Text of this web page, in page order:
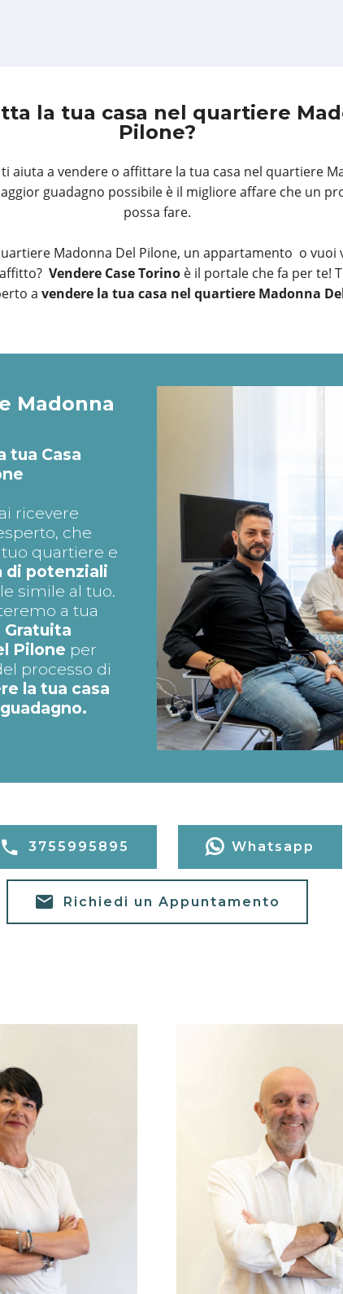
la tua casa nel quartiere
Pilone?
aiuta a vendere o affittare la tua casa nel quartiere
guadagno possibile è il migliore affare che un
possa fare.
Madonna Del Pilone, un appartamento o vuoi
Vendere Case Torinoè il portale che fa per te!
a vendere la tua casa nel quartiere Madonna
Madonna
tua Casa
ricevere
che
quartiere e
di potenziali
simile al tuo.
a tua
Gratuita
Pilone per
processo di
la tua casa
3755995895 Whatsapp
Richiedi un Appuntamento